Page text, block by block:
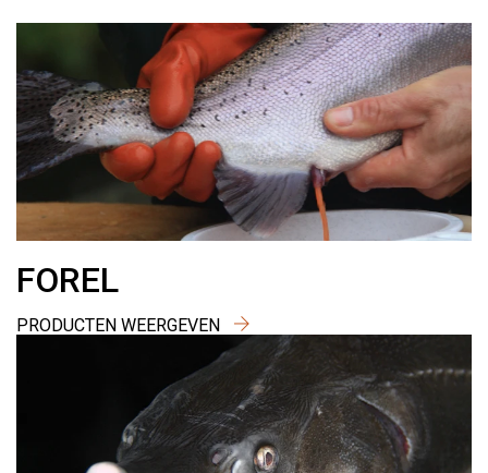
FOREL
PRODUCTEN WEERGEVEN